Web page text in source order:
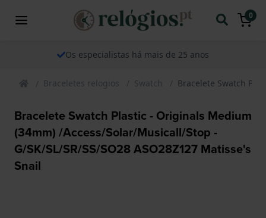
0
Os especialistas há mais de 25 anos
Braceletes relogios Swatch Bracelete Swatch
Bracelete Swatch Plastic - Originals Medium
(34mm) /Access/Solar/Musicall/Stop -
G/SK/SL/SR/SS/SO28 ASO28Z127 Matisse's
Snail